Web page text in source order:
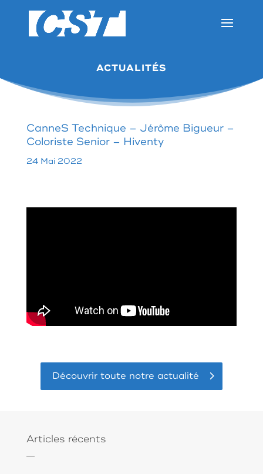
ACTUALITÉS
CanneS Technique – Jérôme Bigueur –
Coloriste Senior – Hiventy
24 Mai 2022
Découvrir toute notre actualité
Articles récents